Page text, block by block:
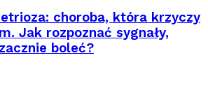
choroba, która krzyczy
Jak rozpoznać sygnały,
boleć?